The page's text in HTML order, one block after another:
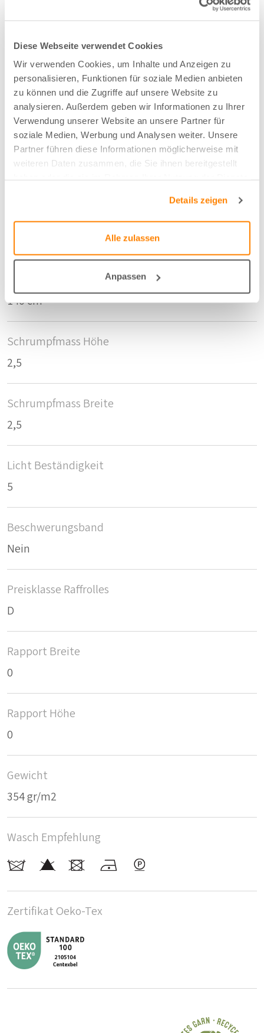
Diese Webseite verwendet Cookies
Wir verwenden Cookies, um Inhalte und Anzeigen zu
personalisieren, Funktionen für soziale Medien anbieten
zu können und die Zugriffe auf unsere Website zu
analysieren. Außerdem geben wir Informationen zu Ihrer
Verwendung unserer Website an unsere Partner für
soziale Medien, Werbung und Analysen weiter. Unsere
Partner führen diese Informationen möglicherweise mit
weiteren Daten zusammen, die Sie ihnen bereitgestellt
Details zeigen
Alle zulassen
Anpassen
Bahnen
Nachhaltig
Nachhaltige Baumwolle (BCI)
Zusammensetzung
Farbe
140 cm
Schrumpfmass Höhe
2,5
Schrumpfmass Breite
2,5
Licht Beständigkeit
5
Beschwerungsband
Nein
Preisklasse Raffrolles
D
Rapport Breite
0
Rapport Höhe
0
Gewicht
354 gr/m2
Wasch Empfehlung
Zertifikat Oeko-Tex